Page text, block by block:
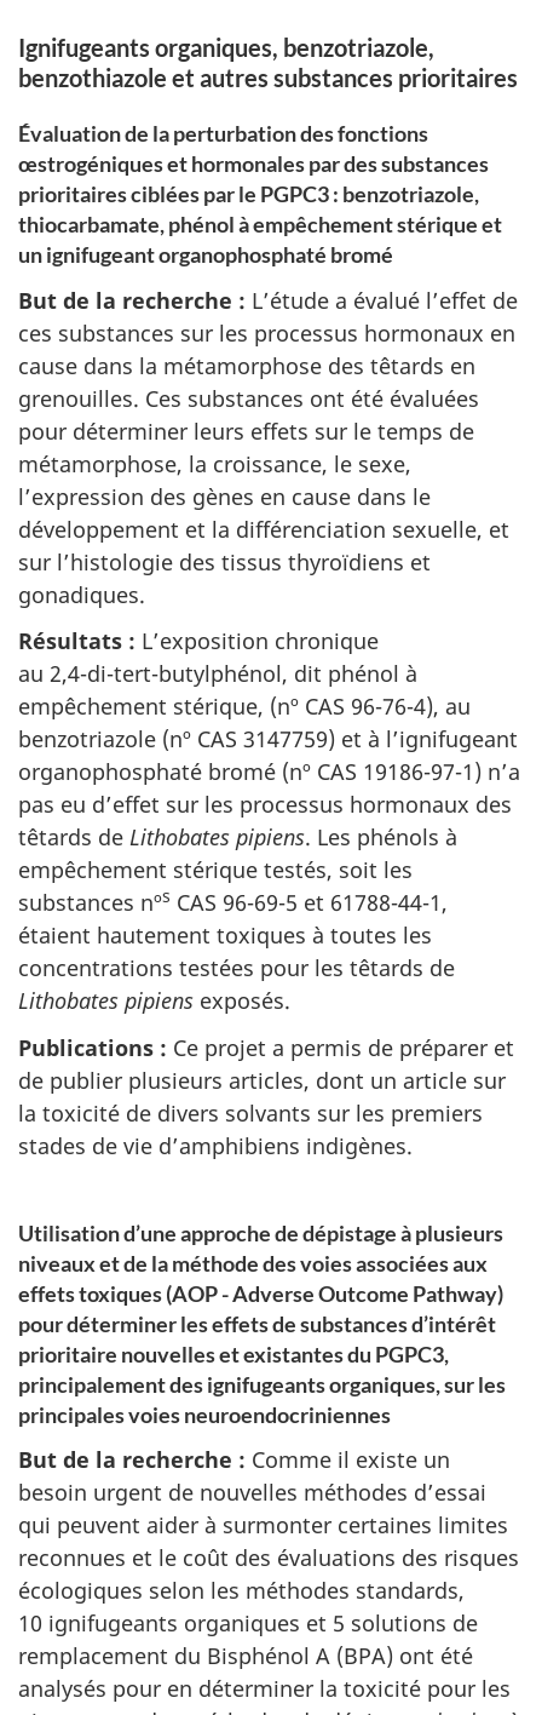
Ignifugeants organiques, benzotriazole,
benzothiazole et autres substances prioritaires
Évaluation de la perturbation des fonctions
œstrogéniques et hormonales par des substances
prioritaires ciblées par le PGPC3 : benzotriazole,
thiocarbamate, phénol à empêchement stérique et
un ignifugeant organophosphaté bromé
But de la recherche : L’étude a évalué l’effet de
ces substances sur les processus hormonaux en
cause dans la métamorphose des têtards en
grenouilles. Ces substances ont été évaluées
pour déterminer leurs effets sur le temps de
métamorphose, la croissance, le sexe,
l’expression des gènes en cause dans le
développement et la différenciation sexuelle, et
sur l’histologie des tissus thyroïdiens et
gonadiques.
Résultats : L’exposition chronique
au 2,4-di-tert-butylphénol, dit phénol à
empêchement stérique, (nº CAS 96-76-4), au
benzotriazole (nº CAS 3147759) et à l’ignifugeant
organophosphaté bromé (nº CAS 19186-97-1) n’a
pas eu d’effet sur les processus hormonaux des
têtards de Lithobates pipiens. Les phénols à
empêchement stérique testés, soit les
substances nºs CAS 96-69-5 et 61788-44-1,
étaient hautement toxiques à toutes les
concentrations testées pour les têtards de
Lithobates pipiens exposés.
Publications : Ce projet a permis de préparer et
de publier plusieurs articles, dont un article sur
la toxicité de divers solvants sur les premiers
stades de vie d’amphibiens indigènes.
Utilisation d’une approche de dépistage à plusieurs
niveaux et de la méthode des voies associées aux
effets toxiques (AOP -Adverse Outcome Pathway)
pour déterminer les effets de substances d’intérêt
prioritaire nouvelles et existantes du PGPC3,
principalement des ignifugeants organiques, sur les
principales voies neuroendocriniennes
But de la recherche : Comme il existe un
besoin urgent de nouvelles méthodes d’essai
qui peuvent aider à surmonter certaines limites
reconnues et le coût des évaluations des risques
écologiques selon les méthodes standards,
10 ignifugeants organiques et 5 solutions de
remplacement du Bisphénol A (BPA) ont été
analysés pour en déterminer la toxicité pour les